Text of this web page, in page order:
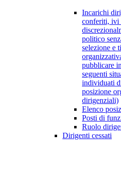
Incarichi
conferiti, ivi
politico
selezione e
pubblicare
seguenti
individuati
posizione
dirigenziali)
Elenco
Posti di
Ruolo
Dirigenti cessati